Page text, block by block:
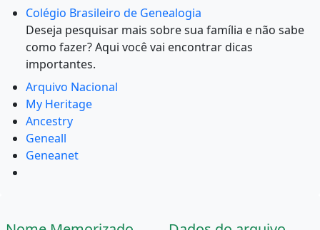
Colégio Brasileiro de Genealogia
Deseja pesquisar mais sobre sua família e não sabe
como fazer? Aqui você vai encontrar dicas
importantes.
Arquivo Nacional
My Heritage
Ancestry
Geneall
Geneanet